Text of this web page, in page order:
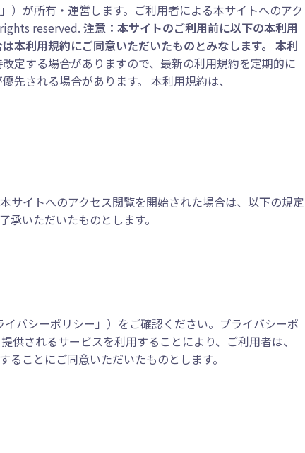
が所有・運営します。ご利用者による本サイトへのアク
reserved. 注意：本サイトのご利用前に以下の本利用
本利用規約にご同意いただいたものとみなします。 本利
定する場合がありますので、最新の利用規約を定期的に
される場合があります。 本利用規約は、
サイトへのアクセス閲覧を開始された場合は、以下の規定
いただいたものとします。
バシーポリシー」）をご確認ください。プライバシーポ
されるサービスを利用することにより、ご利用者は、
ことにご同意いただいたものとします。